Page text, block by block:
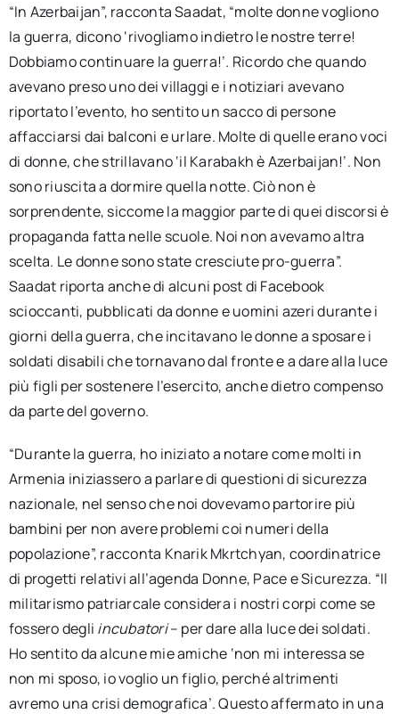
“In Azerbaijan”, racconta Saadat, “molte donne vogliono
la guerra, dicono ‘rivogliamo indietro le nostre terre!
Dobbiamo continuare la guerra!’. Ricordo che quando
avevano preso uno dei villaggi e i notiziari avevano
riportato l’evento, ho sentito un sacco di persone
affacciarsi dai balconi e urlare. Molte di quelle erano voci
di donne, che strillavano ‘il Karabakh è Azerbaijan!’. Non
sono riuscita a dormire quella notte. Ciò non è
sorprendente, siccome la maggior parte di quei discorsi è
propaganda fatta nelle scuole. Noi non avevamo altra
scelta. Le donne sono state cresciute pro-guerra”.
Saadat riporta anche di alcuni post di Facebook
scioccanti, pubblicati da donne e uomini azeri durante i
giorni della guerra, che incitavano le donne a sposare i
soldati disabili che tornavano dal fronte e a dare alla luce
più figli per sostenere l’esercito, anche dietro compenso
da parte del governo.
“Durante la guerra, ho iniziato a notare come molti in
Armenia iniziassero a parlare di questioni di sicurezza
nazionale, nel senso che noi dovevamo partorire più
bambini per non avere problemi coi numeri della
popolazione”, racconta Knarik Mkrtchyan, coordinatrice
di progetti relativi all’agenda Donne, Pace e Sicurezza. “Il
militarismo patriarcale considera i nostri corpi come se
fossero degli incubatori– per dare alla luce dei soldati.
Ho sentito da alcune mie amiche ‘non mi interessa se
non mi sposo, io voglio un figlio, perché altrimenti
avremo una crisi demografica’. Questo affermato in una